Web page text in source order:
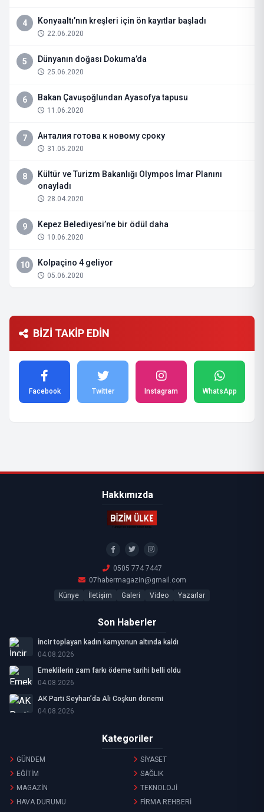
4 Konyaaltı’nın kreşleri için ön kayıtlar başladı
22.06.2020
5 Dünyanın doğası Dokuma’da
25.06.2020
6 Bakan Çavuşoğlundan Ayasofya tapusu
11.06.2020
7 Анталия готова к новому сроку
31.05.2020
8
Kültür ve Turizm Bakanlığı Olympos İmar Planını
onayladı
28.04.2020
9 Kepez Belediyesi’ne bir ödül daha
10.06.2020
10 Kolpaçino 4 geliyor
05.06.2020
BİZİ TAKİP EDİN
Facebook Twitter Instagram WhatsApp
Hakkımızda
0505 774 7447
07habermagazin@gmail.com
Künye
İletişim Galeri Video Yazarlar
Son Haberler
İncir toplayan kadın kamyonun altında kaldı
04.08.2026
Emeklilerin zam farkı ödeme tarihi belli oldu
04.08.2026
AK Parti Seyhan’da Ali Coşkun dönemi
04.08.2026
Kategoriler
GÜNDEM
SİYASET
EĞİTİM
SAĞLIK
MAGAZİN
TEKNOLOJİ
HAVA DURUMU
FİRMA REHBERİ